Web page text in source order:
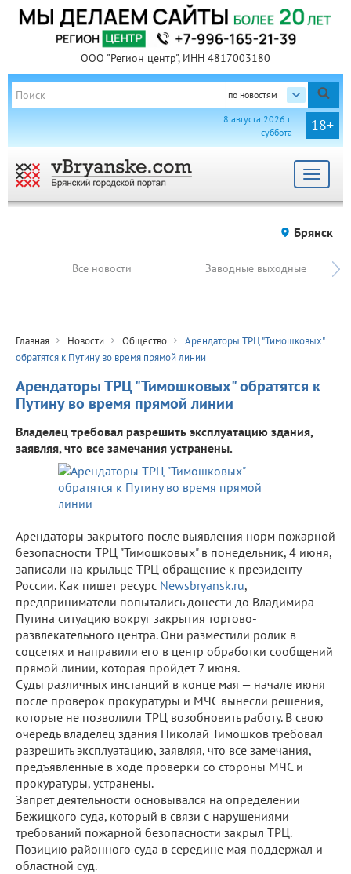
ООО "Регион центр", ИНН 4817003180
по новостям
18+
8 августа 2026 г.
суббота
Toggle
Брянск
Все новости Заводные выходные
Главная Новости Общество
Арендаторы ТРЦ "Тимошковых"
обратятся к Путину во время прямой линии
Арендаторы ТРЦ "Тимошковых" обратятся к
Путину во время прямой линии
Владелец требовал разрешить эксплуатацию здания,
заявляя, что все замечания устранены.
Арендаторы закрытого после выявления норм пожарной
безопасности ТРЦ "Тимошковых" в понедельник, 4 июня,
записали на крыльце ТРЦ обращение к президенту
России. Как пишет ресурс Newsbryansk.ru,
предприниматели попытались донести до Владимира
Путина ситуацию вокруг закрытия торгово-
развлекательного центра. Они разместили ролик в
соцсетях и направили его в центр обработки сообщений
прямой линии, которая пройдет 7 июня.
Суды различных инстанций в конце мая — начале июня
после проверок прокуратуры и МЧС вынесли решения,
которые не позволили ТРЦ возобновить работу. В свою
очередь владелец здания Николай Тимошков требовал
разрешить эксплуатацию, заявляя, что все замечания,
предъявленные в ходе проверки со стороны МЧС и
прокуратуры, устранены.
Запрет деятельности основывался на определении
Бежицкого суда, который в связи с нарушениями
требований пожарной безопасности закрыл ТРЦ.
Позицию районного суда в середине мая поддержал и
областной суд.